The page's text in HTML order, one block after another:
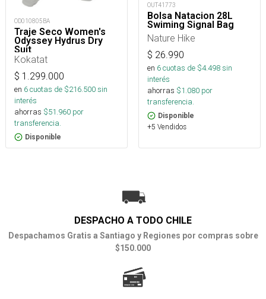
OD010805BA
Traje Seco Women's
Odyssey Hydrus Dry
Suit
Kokatat
$ 1.299.000
en 6cuotas de $216.500sin
interés
ahorras $51.960 por
transferencia.
Disponible
OUT41773
Bolsa Natacion 28L
Swiming Signal Bag
Nature Hike
$ 26.990
en 6cuotas de $4.498sin
interés
ahorras $1.080 por
transferencia.
Disponible
+5 Vendidos
DESPACHO A TODO CHILE
Despachamos Gratis a Santiago y Regiones por compras sobre
$150.000